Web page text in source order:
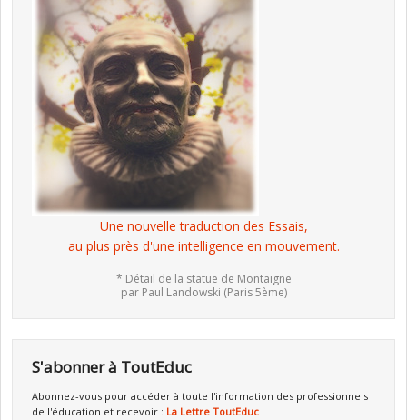
Une nouvelle traduction des Essais,
au plus près d'une intelligence en mouvement.
* Détail de la statue de Montaigne
par Paul Landowski (Paris 5ème)
S'abonner à ToutEduc
Abonnez-vous pour accéder à toute l'information des professionnels
de l'éducation et recevoir : La Lettre ToutEduc